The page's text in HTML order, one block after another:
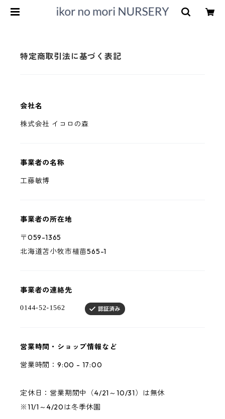
特定商取引法に基づく表記
会社名
株式会社 イコロの森
事業者の名称
工藤敏博
事業者の所在地
〒059-1365
北海道苫小牧市植苗565-1
事業者の連絡先
営業時間・ショップ情報など
営業時間：9:00 - 17:00
定休日：営業期間中（4/21～10/31）は無休
※11/1～4/20は冬季休園